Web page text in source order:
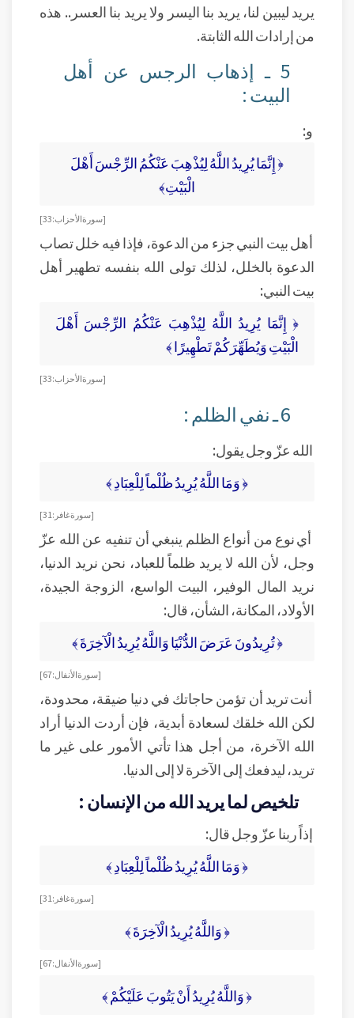
يريد ليبين لنا، يريد بنا اليسر ولا يريد بنا العسر.. هذه
من إرادات الله الثابتة.
5 ـ إذهاب الرجس عن أهل
البيت :
و:
﴿ إِنَّمَا يُرِيدُ اللَّهُ لِيُذْهِبَ عَنْكُمُ الرِّجْسَ أَهْلَ
الْبَيْتِ﴾
[سورة الأحزاب: 33]
أهل بيت النبي جزء من الدعوة، فإذا فيه خلل تصاب
الدعوة بالخلل، لذلك تولى الله بنفسه تطهير أهل
بيت النبي:
﴿ إِنَّمَا يُرِيدُ اللَّهُ لِيُذْهِبَ عَنْكُمُ الرِّجْسَ أَهْلَ
الْبَيْتِ وَيُطَهِّرَكُمْ تَطْهِيرًا ﴾
[سورة الأحزاب: 33]
6 ـ نفي الظلم :
الله عزّ وجل يقول:
﴿ وَمَا اللَّهُ يُرِيدُ ظُلْماً لِلْعِبَادِ ﴾
[سورة غافر: 31]
أي نوع من أنواع الظلم ينبغي أن تنفيه عن الله عزّ
وجل، لأن الله لا يريد ظلماً للعباد، نحن نريد الدنيا،
نريد المال الوفير، البيت الواسع، الزوجة الجيدة،
الأولاد، المكانة، الشأن، قال:
﴿ تُرِيدُونَ عَرَضَ الدُّنْيَا وَاللَّهُ يُرِيدُ الْآخِرَةَ ﴾
[سورة الأنفال: 67]
أنت تريد أن تؤمن حاجاتك في دنيا ضيقة، محدودة،
لكن الله خلقك لسعادة أبدية، فإن أردت الدنيا أراد
الله الآخرة، من أجل هذا تأتي الأمور على غير ما
تريد، ليدفعك إلى الآخرة لا إلى الدنيا.
تلخيص لما يريد الله من الإنسان :
إذاً ربنا عزّ وجل قال:
﴿ وَمَا اللَّهُ يُرِيدُ ظُلْماً لِلْعِبَادِ ﴾
[سورة غافر: 31]
﴿ وَاللَّهُ يُرِيدُ الْآخِرَةَ ﴾
[سورة الأنفال: 67]
﴿ وَاللَّهُ يُرِيدُ أَنْ يَتُوبَ عَلَيْكُمْ ﴾